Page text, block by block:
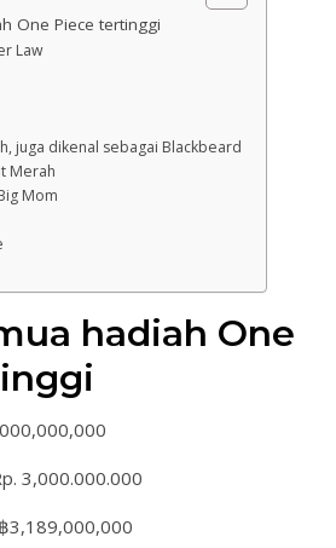
One Piece tertinggi
Law
juga dikenal sebagai Blackbeard
Merah
Mom
hadiah One
3,000.000.000
3,189,000,000